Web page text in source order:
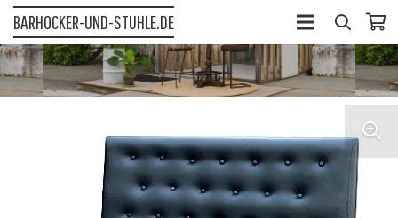
BARHOCKER-UND-STUHLE.DE